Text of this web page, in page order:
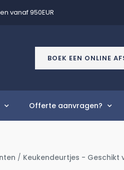
vanaf 950EUR
BOEK EEN ONLINE
Offerte aanvragen?
/ Keukendeurtjes - Geschikt